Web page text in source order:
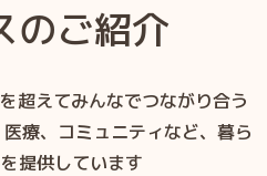
のご紹介
超えてみんなでつながり合う
療、コミュニティなど、暮ら
提供しています